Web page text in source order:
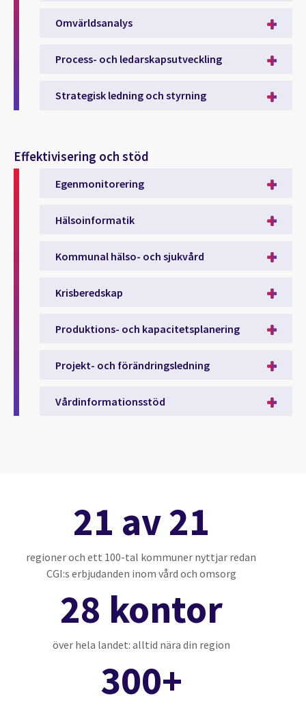
Omvärldsanalys
Process- och ledarskapsutveckling
Strategisk ledning och styrning
Effektivisering och stöd
Egenmonitorering
Hälsoinformatik
Kommunal hälso- och sjukvård
Krisberedskap
Produktions- och kapacitetsplanering
Projekt- och förändringsledning
Vårdinformationsstöd
21 av 21
regioner och ett 100-tal kommuner nyttjar redan
CGI:s erbjudanden inom vård och omsorg
28 kontor
över hela landet: alltid nära din region
300+